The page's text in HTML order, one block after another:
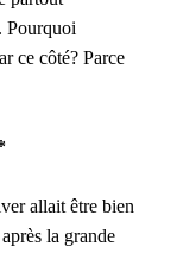
Pourquoi
ce côté? Parce
allait être bien
la grande